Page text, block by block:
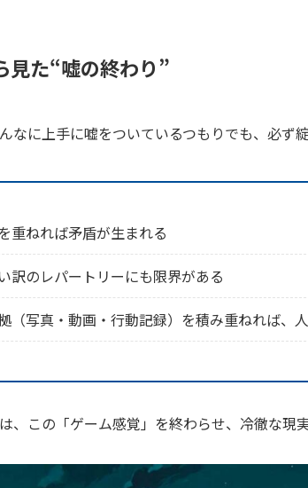
見た“嘘の終わり”
なに上手に嘘をついているつもりでも、必ず綻
重ねれば矛盾が生まれる
訳のレパートリーにも限界がある
（写真・動画・行動記録）を積み重ねれば、
、この「ゲーム感覚」を終わらせ、冷徹な現